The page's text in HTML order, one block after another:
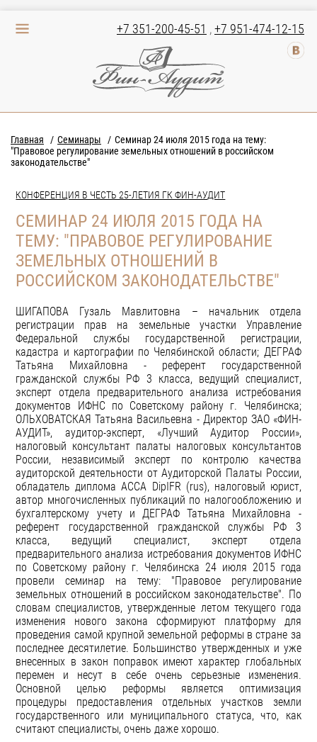
+7 351-200-45-51 ,+7 951-474-12-15
Главная Семинары
Семинар 24 июля 2015 года на тему:
"Правовое регулирование земельных отношений в российском
законодательстве"
КОНФЕРЕНЦИЯ В ЧЕСТЬ 25-ЛЕТИЯ ГК ФИН-АУДИТ
СЕМИНАР 24 ИЮЛЯ 2015 ГОДА НА
ТЕМУ: "ПРАВОВОЕ РЕГУЛИРОВАНИЕ
ЗЕМЕЛЬНЫХ ОТНОШЕНИЙ В
РОССИЙСКОМ ЗАКОНОДАТЕЛЬСТВЕ"
ШИГАПОВА Гузаль Мавлитовна – начальник отдела
регистрации прав на земельные участки Управление
Федеральной службы государственной регистрации,
кадастра и картографии по Челябинской области; ДЕГРАФ
Татьяна Михайловна - референт государственной
гражданской службы РФ 3 класса, ведущий специалист,
эксперт отдела предварительного анализа истребования
документов ИФНС по Советскому району г. Челябинска;
ОЛЬХОВАТСКАЯ Татьяна Васильевна - Директор ЗАО «ФИН-
АУДИТ», аудитор-эксперт, «Лучший Аудитор России»,
налоговый консультант палаты налоговых консультантов
России, независимый эксперт по контролю качества
аудиторской деятельности от Аудиторской Палаты России,
обладатель диплома АССА DipIFR (rus), налоговый юрист,
автор многочисленных публикаций по налогообложению и
бухгалтерскому учету и ДЕГРАФ Татьяна Михайловна -
референт государственной гражданской службы РФ 3
класса, ведущий специалист, эксперт отдела
предварительного анализа истребования документов ИФНС
по Советскому району г. Челябинска 24 июля 2015 года
провели семинар на тему: "Правовое регулирование
земельных отношений в российском законодательстве". По
словам специалистов, утвержденные летом текущего года
изменения нового закона сформируют платформу для
проведения самой крупной земельной реформы в стране за
последнее десятилетие. Большинство утвержденных и уже
внесенных в закон поправок имеют характер глобальных
перемен и несут в себе очень серьезные изменения.
Основной целью реформы является оптимизация
процедуры предоставления отдельных участков земли
государственного или муниципального статуса, что, как
считают специалисты, очень даже хорошо.